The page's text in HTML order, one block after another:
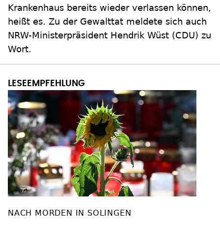
Krankenhaus bereits wieder verlassen können,
heißt es. Zu der Gewalttat meldete sich auch
NRW-Ministerpräsident Hendrik Wüst (CDU) zu
Wort.
NACH MORDEN IN SOLINGEN